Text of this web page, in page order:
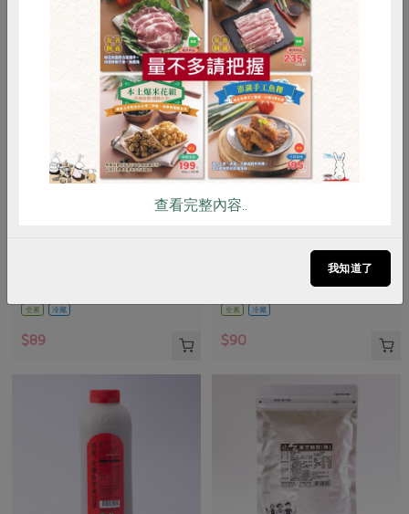
全素 冷藏
$89
稻屋生機廚坊有限公司
全素 冷藏
$90
RPET 食譜 減硝酸鹽
雞蛋 食安 共同購買
查看完整內容..
我知道了